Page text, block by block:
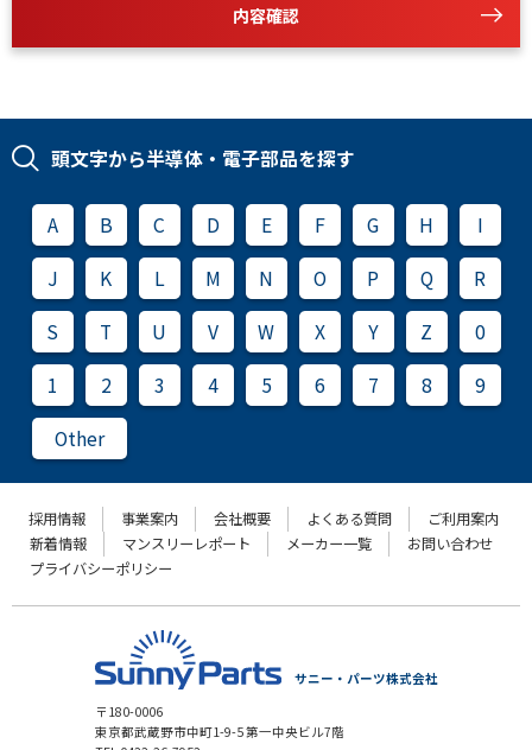
内容確認
頭文字から半導体・電子部品を探す
A B C D E F G H
I
J
K L M N O P Q
R
S
T U V W X Y Z
0
1
2 3 4 5 6 7 8
9
Other
採用情報 事業案内 会社概要 よくある質問
ご利用案内
新着情報
マンスリーレポート メーカー一覧
お問い合わせ
プライバシーポリシー
サニー・パーツ株式会社
〒180-0006
東京都武蔵野市中町1-9-5 第一中央ビル7階